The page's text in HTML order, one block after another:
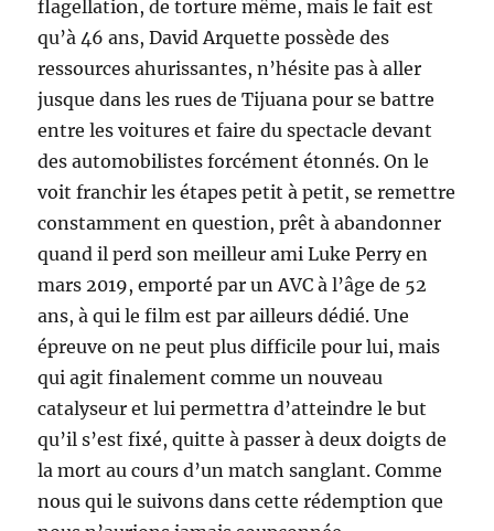
flagellation, de torture même, mais le fait est
qu’à 46 ans, David Arquette possède des
ressources ahurissantes, n’hésite pas à aller
jusque dans les rues de Tijuana pour se battre
entre les voitures et faire du spectacle devant
des automobilistes forcément étonnés. On le
voit franchir les étapes petit à petit, se remettre
constamment en question, prêt à abandonner
quand il perd son meilleur ami Luke Perry en
mars 2019, emporté par un AVC à l’âge de 52
ans, à qui le film est par ailleurs dédié. Une
épreuve on ne peut plus difficile pour lui, mais
qui agit finalement comme un nouveau
catalyseur et lui permettra d’atteindre le but
qu’il s’est fixé, quitte à passer à deux doigts de
la mort au cours d’un match sanglant. Comme
nous qui le suivons dans cette rédemption que